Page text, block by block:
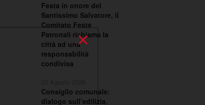
Festa in onore del
Santissimo Salvatore, il
Comitato Feste
Patronali richiama la
città ad una
responsabilità
condivisa
Consiglio comunale:
dialogo sull’edilizia,
×